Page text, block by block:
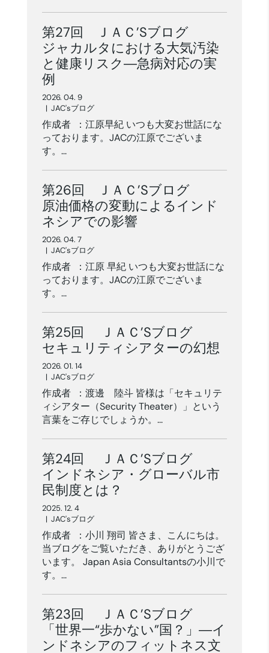
第27回 ＪＡＣ’Sブログ
ジャカルタにおける大気汚染
と健康リスク―急病対応の実
例
2026. 04. 9
| JAC'sブログ
作成者 ：江原早紀 いつも大変お世話にな
っております。JACの江原でございま
す。...
第26回 ＪＡＣ’Sブログ
原油価格の変動によるインド
ネシアでの影響
2026. 04. 7
| JAC'sブログ
作成者 ：江原 早紀 いつも大変お世話にな
っております。JACの江原でございま
す。...
第25回 ＪＡＣ’Sブログ
セキュリティシアターの幻想
2026. 01. 14
| JAC'sブログ
作成者 ：渡邊 陸斗 皆様は「セキュリテ
ィシアター（Security Theater）」という
言葉をご存じでしょうか。...
第24回 ＪＡＣ’Sブログ
インドネシア・グローバル市
民制度とは？
2025. 12. 4
| JAC'sブログ
作成者 ：小川 翔司 皆さま、こんにちは。
当ブログをご覧いただき、ありがとうござ
います。 Japan Asia Consultantsの小川で
す。...
第23回 ＪＡＣ’Sブログ
「世界一“歩かない”国？」―イ
ンドネシアのフィットネス文